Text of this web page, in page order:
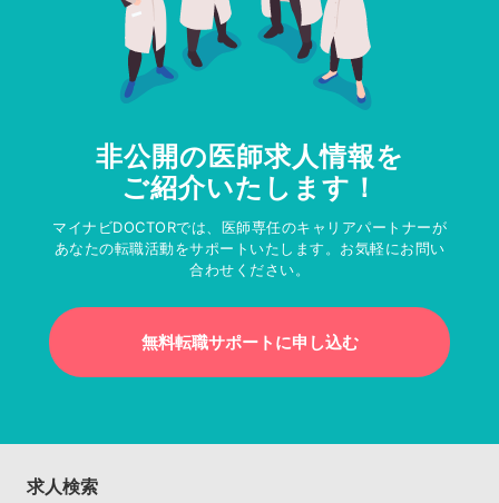
非公開の医師求人情報を
ご紹介いたします！
マイナビDOCTORでは、医師専任のキャリアパートナーが
あなたの転職活動をサポートいたします。お気軽にお問い
合わせください。
無料転職サポートに申し込む
求人検索